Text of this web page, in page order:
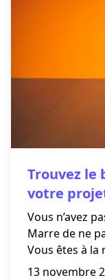
Trouvez le
votre
Entrebien !
Vous n’avez
Marre de ne
Vous êtes à la
et
13 novembre